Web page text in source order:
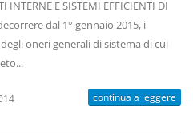
INTERNE E SISTEMI EFFICIENTI DI
dal 1° gennaio 2015, i
oneri generali di sistema di cui
continua a leggere